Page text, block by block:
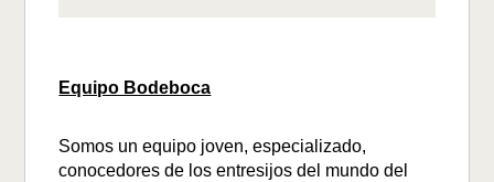
Equipo Bodeboca
Somos un equipo joven, especializado,
conocedores de los entresijos del mundo del